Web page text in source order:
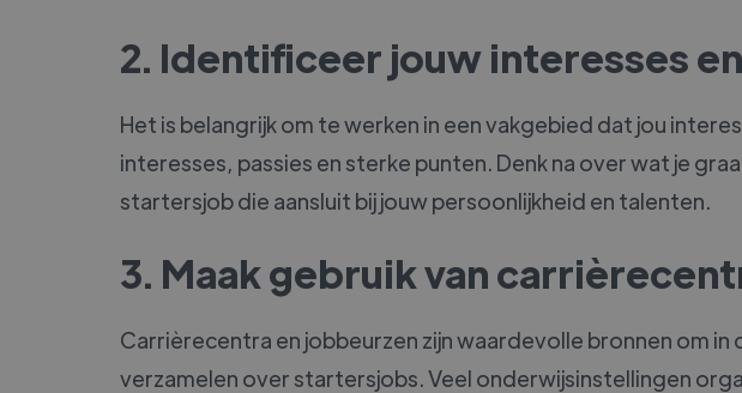
2. Identificeer jouw interesses
Het is belangrijk om te werken in een vakgebied dat jou
interesses, passies en sterke punten. Denk na over wat je
startersjob die aansluit bij jouw persoonlijkheid en talenten.
3. Maak gebruik van
Carrièrecentra en jobbeurzen zijn waardevolle bronnen om
verzamelen over startersjobs. Veel onderwijsinstellingen